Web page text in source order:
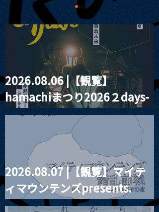
MoonRomantic
Channel1周年記念Live
2026.08.06 |【観覧】
hamachiまつり2026２days-
月見ル君想フ編②
2026.08.07 |【観覧】マイテ
ィマウンテンズpresents.
“HALL-IN-ONE”